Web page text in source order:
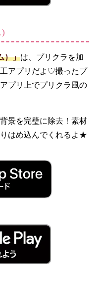
）」は、プリクラを加
アプリだよ♡撮ったプ
プリ上でプリクラ風の
景を完璧に除去！素材
はめ込んでくれるよ★